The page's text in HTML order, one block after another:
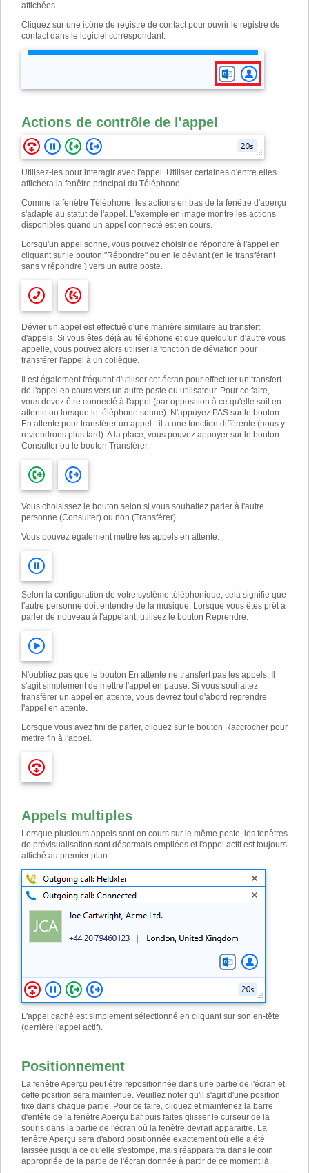
affichées.
Cliquez sur une icône de registre de contact pour ouvrir le registre de
contact dans le logiciel correspondant.
Actions de contrôle de l'appel
Utilisez-les pour interagir avec l'appel. Utiliser certaines d'entre elles
affichera la fenêtre principal du Téléphone.
Comme la fenêtre Téléphone, les actions en bas de la fenêtre d'aperçu
s'adapte au statut ​​de l'appel. L'exemple en image montre les actions
disponibles quand un appel connecté est en cours.
Lorsqu'un appel sonne, vous pouvez choisir de répondre à l'appel en
cliquant sur le bouton "Répondre" ou en le déviant (en le transférant
sans y répondre ) vers un autre poste.
Dévier un appel est effectué d'une manière similaire au transfert
d'appels. Si vous êtes déjà au téléphone et que quelqu'un d'autre vous
appelle, vous pouvez alors utiliser la fonction de déviation pour
transférer l'appel à un collègue.
Il est également fréquent d'utiliser cet écran pour effectuer un transfert
de l'appel en cours vers un autre poste ou utilisateur. Pour ce faire,
vous devez être connecté à l'appel (par opposition à ce qu'elle soit en
attente ou lorsque le téléphone sonne). N'appuyez PAS sur le bouton
En attente pour transférer un appel - il a une fonction différente (nous y
reviendrons plus tard). A la place, vous pouvez appuyer sur le bouton
Consulter ou le bouton Transférer.
Vous choisissez le bouton selon si vous souhaitez parler à l'autre
personne (Consulter) ou non (Transférer).
Vous pouvez également mettre les appels en attente.
Selon la configuration de votre système téléphonique, cela signifie que
l'autre personne doit entendre de la musique. Lorsque vous êtes prêt à
parler de nouveau à l'appelant, utilisez le bouton Reprendre.
N'oubliez pas que le bouton En attente ne transfert pas les appels. Il
s'agit simplement de mettre l'appel en pause. Si vous souhaitez
transférer un appel en attente, vous devrez tout d'abord reprendre
l'appel en attente.
Lorsque vous avez fini de parler, cliquez sur le bouton Raccrocher pour
mettre fin à l'appel.
Appels multiples
Lorsque plusieurs appels sont en cours sur le même poste, les fenêtres
de prévisualisation sont désormais empilées et l'appel actif est toujours
affiché au premier plan.
L'appel caché est simplement sélectionné en cliquant sur son en-tête
(derrière l'appel actif).
Positionnement
La fenêtre Aperçu peut être repositionnée dans une partie de l'écran et
cette position sera maintenue. Veuillez noter qu'il s'agit d'une position
fixe dans chaque partie. Pour ce faire, cliquez et maintenez la barre
d'entête de la fenêtre Aperçu bar puis faites glisser le curseur de la
souris dans la partie de l'écran où la fenêtre devrait apparaitre. La
fenêtre Aperçu sera d'abord positionnée exactement où elle a été
laissée jusqu'à ce qu'elle s'estompe, mais réapparaitra dans le coin
appropriée de la partie de l'écran donnée à partir de ce moment là.